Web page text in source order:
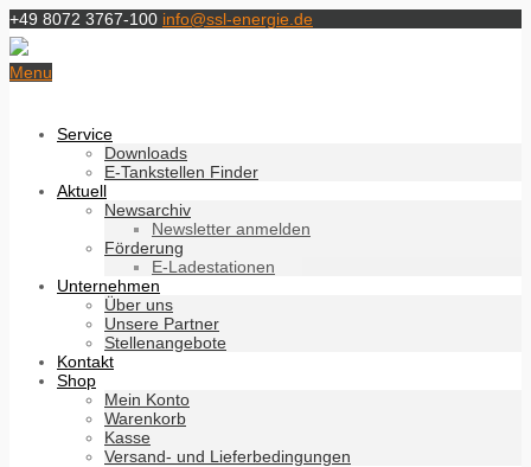
+49 8072 3767-100 info@ssl-energie.de
Menu
Service
Downloads
E-Tankstellen Finder
Aktuell
Newsarchiv
Newsletter anmelden
Förderung
E-Ladestationen
Unternehmen
Über uns
Unsere Partner
Stellenangebote
Kontakt
Shop
Mein Konto
Warenkorb
Kasse
Versand- und Lieferbedingungen